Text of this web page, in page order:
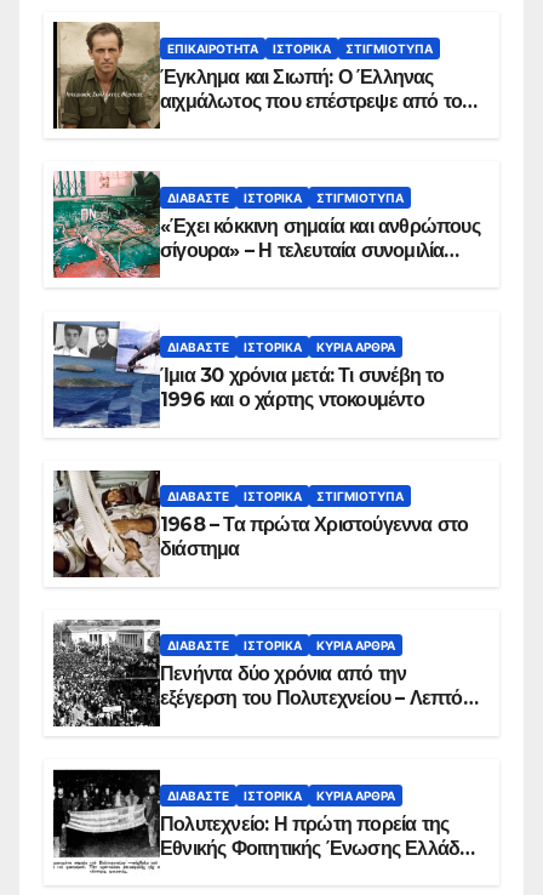
ΕΠΙΚΑΙΡΌΤΗΤΑ ΙΣΤΟΡΙΚΆ ΣΤΙΓΜΙΌΤΥΠΑ
Έγκλημα και Σιωπή: Ο Έλληνας
αιχμάλωτος που επέστρεψε από το
ΔΙΑΒΆΣΤΕ ΙΣΤΟΡΙΚΆ ΣΤΙΓΜΙΌΤΥΠΑ
«Έχει κόκκινη σημαία και ανθρώπους
σίγουρα» – Η τελευταία συνομιλία
ΔΙΑΒΆΣΤΕ ΙΣΤΟΡΙΚΆ ΚΥΡΙΑ ΑΡΘΡΑ
Ίμια 30 χρόνια μετά: Τι συνέβη το
1996 και ο χάρτης ντοκουμέντο
ΔΙΑΒΆΣΤΕ ΙΣΤΟΡΙΚΆ ΣΤΙΓΜΙΌΤΥΠΑ
1968 – Τα πρώτα Χριστούγεννα στο
διάστημα
ΔΙΑΒΆΣΤΕ ΙΣΤΟΡΙΚΆ ΚΥΡΙΑ ΑΡΘΡΑ
Πενήντα δύο χρόνια από την
εξέγερση του Πολυτεχνείου – Λεπτό
ΔΙΑΒΆΣΤΕ ΙΣΤΟΡΙΚΆ ΚΥΡΙΑ ΑΡΘΡΑ
Πολυτεχνείο: Η πρώτη πορεία της
Εθνικής Φοιτητικής Ένωσης Ελλάδος